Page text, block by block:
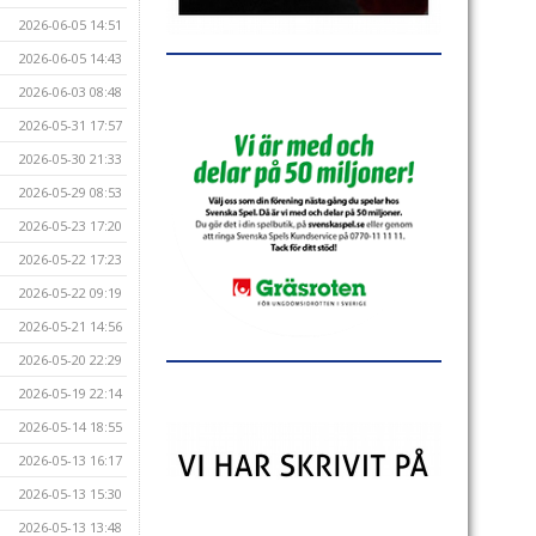
2026-06-05 14:51
2026-06-05 14:43
2026-06-03 08:48
2026-05-31 17:57
2026-05-30 21:33
2026-05-29 08:53
2026-05-23 17:20
2026-05-22 17:23
2026-05-22 09:19
2026-05-21 14:56
2026-05-20 22:29
2026-05-19 22:14
2026-05-14 18:55
2026-05-13 16:17
2026-05-13 15:30
2026-05-13 13:48